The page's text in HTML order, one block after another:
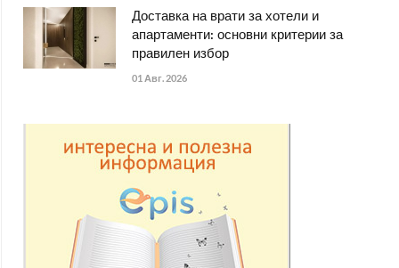
Доставка на врати за хотели и
апартаменти: основни критерии за
правилен избор
01 Авг. 2026